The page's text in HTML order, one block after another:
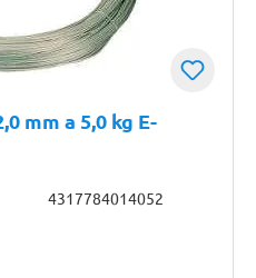
mm a 5,0 kg E-
4317784014052